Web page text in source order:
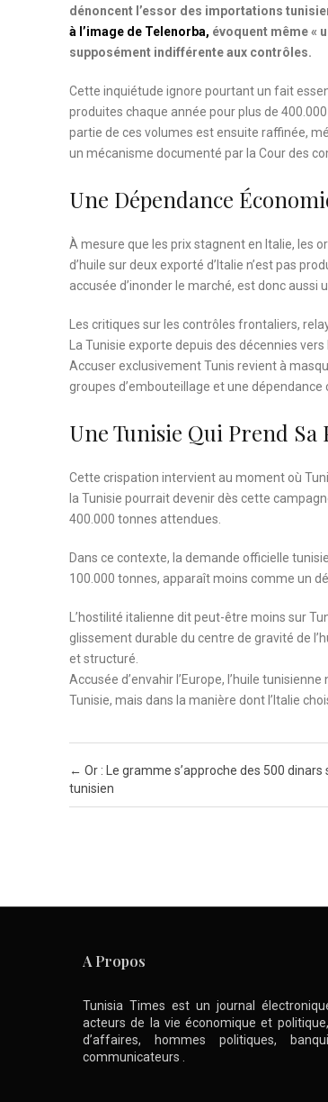
dénoncent l’essor des importations
à l’image de Telenorba, évoquent même «
supposément indifférente aux contrôles.
Cette inquiétude ignore pourtant un fait
produites chaque année pour plus de
partie de ces volumes est ensuite raffinée,
un mécanisme documenté par la Cour des
Une Dépendance
À mesure que les prix stagnent en Italie, les
d’huile sur deux exporté d’Italie n’est pas
accusée d’inonder le marché, est donc aussi
Les critiques sur les contrôles frontaliers,
La Tunisie exporte depuis des décennies
Accuser exclusivement Tunis revient à
groupes d’embouteillage et une
Une Tunisie Qui Prend
Cette crispation intervient au moment où
la Tunisie pourrait devenir dès cette
400.000 tonnes attendues.
Dans ce contexte, la demande officielle
100.000 tonnes, apparaît moins comme un
L’hostilité italienne dit peut-être moins sur
glissement durable du centre de gravité de
et structuré.
Accusée d’envahir l’Europe, l’huile
Tunisie, mais dans la manière dont l’Italie
Post navigation
← Or : Le gramme s’approche des 500 dinars
tunisien
A Propos
Tunisia Times est un journal
acteurs de la vie économique et
d’affaires, hommes politiques,
communicateurs .